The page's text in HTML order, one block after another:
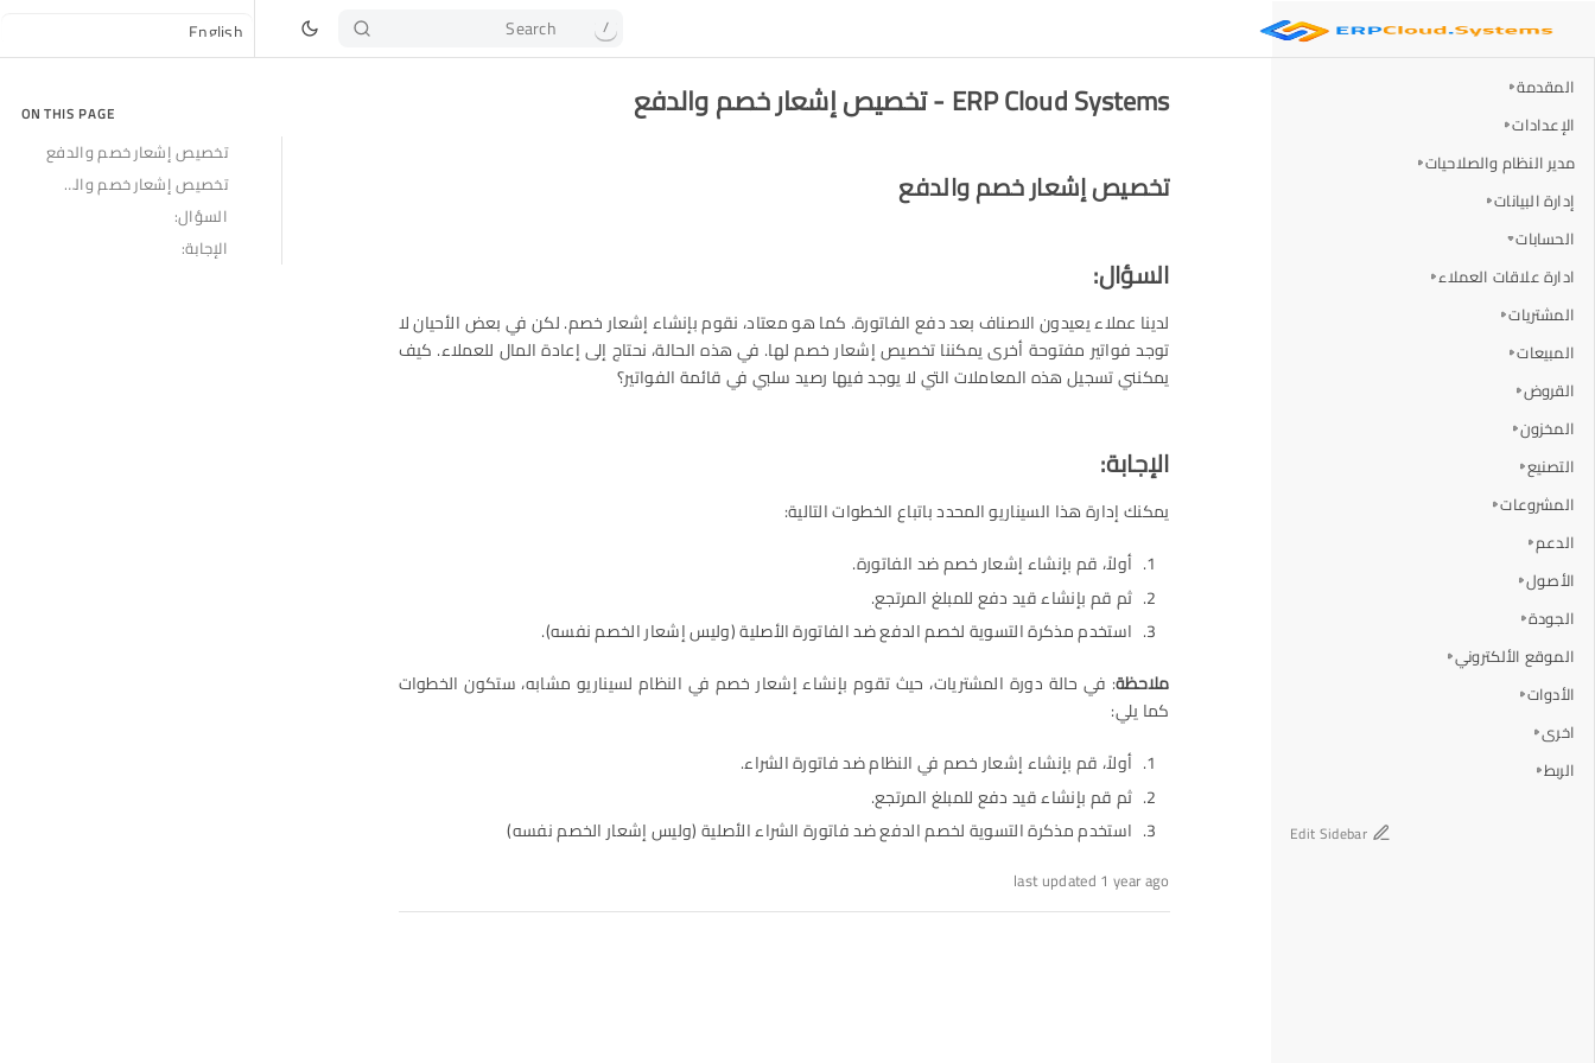
Search /
المقدمة
الإعدادات
مدير النظام والصلاحيات
إدارة البيانات
الحسابات
ادارة علاقات العملاء
المشتريات
المبيعات
القروض
المخزون
التصنيع
المشروعات
الدعم
الأصول
الجودة
الموقع الألكتروني
الأدوات
اخرى
الربط
Edit Sidebar
ERP Cloud Systems - تخصيص إشعار خصم والدفع
تخصيص إشعار خصم والدفع
السؤال:
لدينا عملاء يعيدون الاصناف بعد دفع الفاتورة. كما هو معتاد، نقوم بإنشاء إشعار خصم. لكن في بعض الأحيان لا
توجد فواتير مفتوحة أخرى يمكننا تخصيص إشعار خصم لها. في هذه الحالة، نحتاج إلى إعادة المال للعملاء. كيف
يمكنني تسجيل هذه المعاملات التي لا يوجد فيها رصيد سلبي في قائمة الفواتير؟
الإجابة:
يمكنك إدارة هذا السيناريو المحدد باتباع الخطوات التالية:
أولاً، قم بإنشاء إشعار خصم ضد الفاتورة.
ثم قم بإنشاء قيد دفع للمبلغ المرتجع.
استخدم مذكرة التسوية لخصم الدفع ضد الفاتورة الأصلية (وليس إشعار الخصم نفسه).
ملاحظة: في حالة دورة المشتريات، حيث تقوم بإنشاء إشعار خصم في النظام لسيناريو مشابه، ستكون الخطوات
كما يلي:
أولاً، قم بإنشاء إشعار خصم في النظام ضد فاتورة الشراء.
ثم قم بإنشاء قيد دفع للمبلغ المرتجع.
استخدم مذكرة التسوية لخصم الدفع ضد فاتورة الشراء الأصلية (وليس إشعار الخصم نفسه)
last updated 1 year ago
ON THIS PAGE
تخصيص إشعار خصم والدفع
تخصيص إشعار خصم والدفع
السؤال:
الإجابة: